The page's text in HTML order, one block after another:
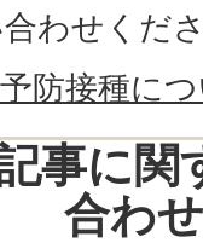
わせくだ
防接種に
事に関
合わ